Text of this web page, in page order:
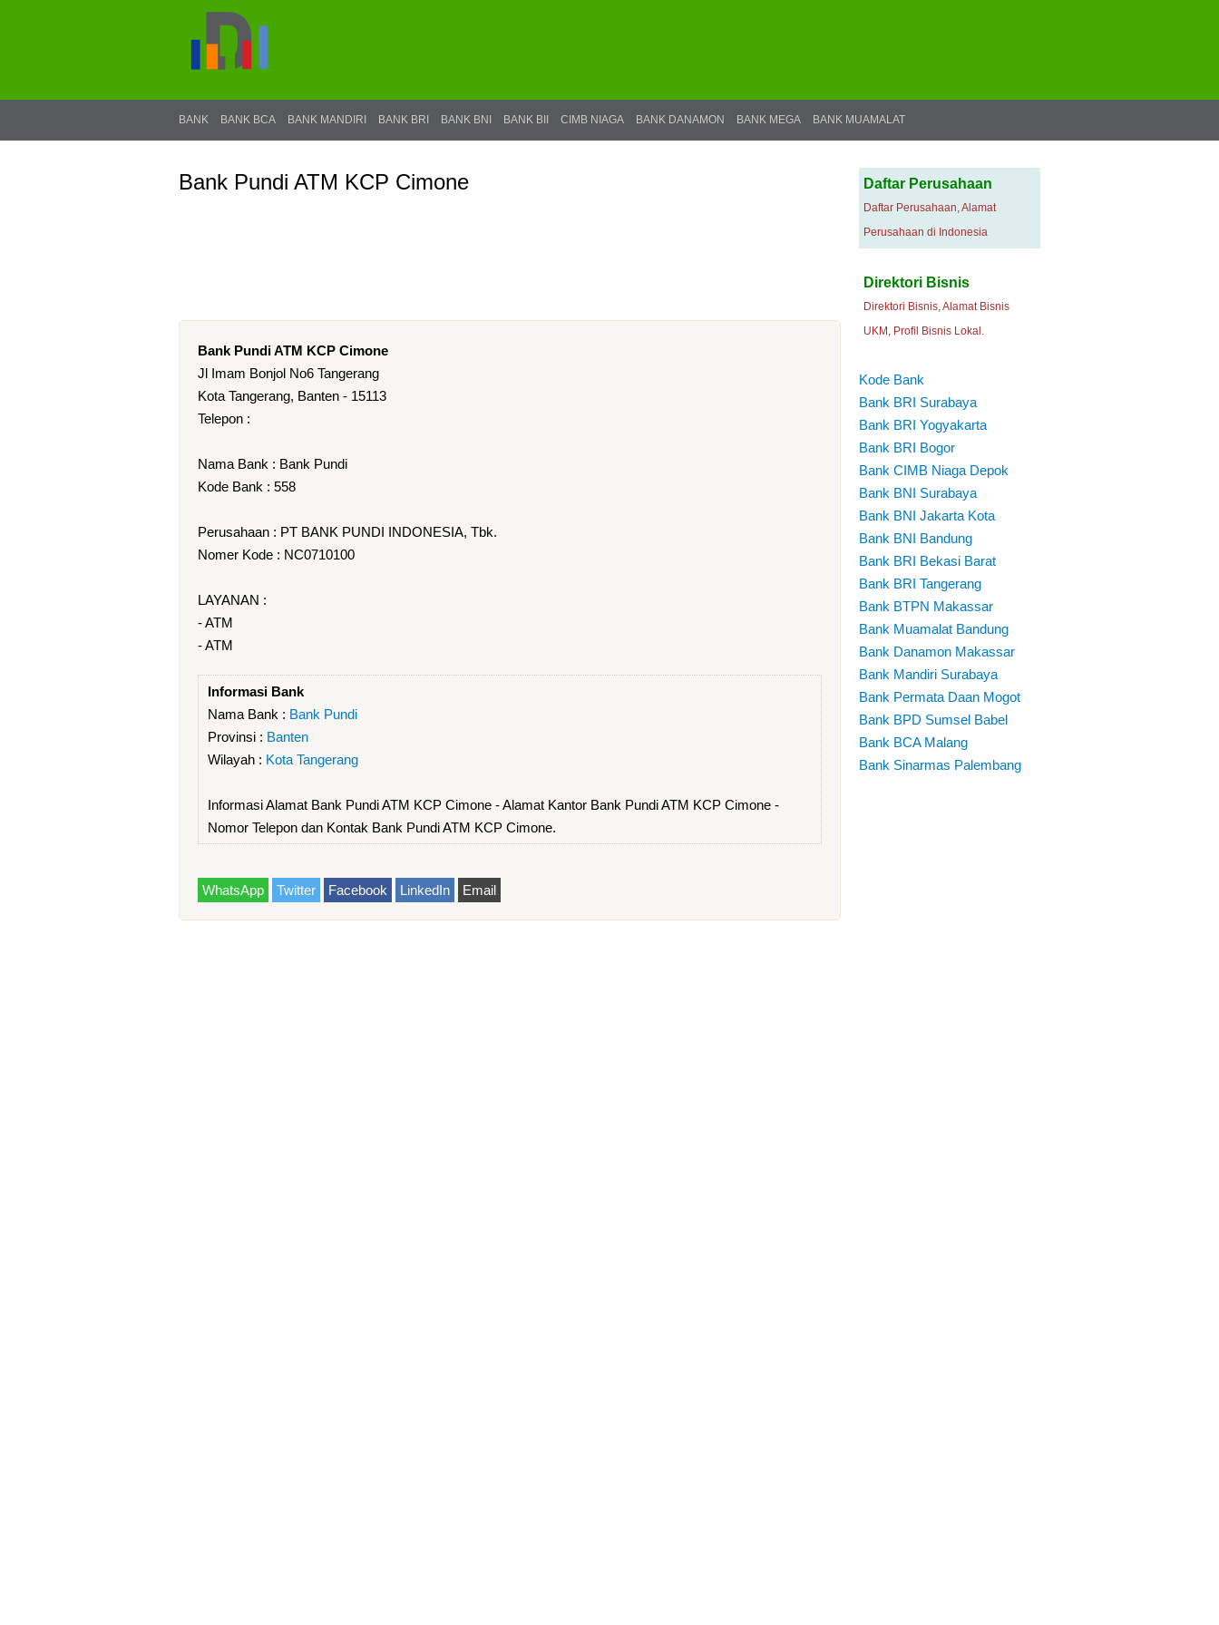
BANK BANK BCA BANK MANDIRI BANK BRI BANK BNI BANK BII CIMB NIAGA BANK DANAMON BANK MEGA BANK MUAMALAT
Bank Pundi ATM KCP Cimone
Bank Pundi ATM KCP Cimone
Jl Imam Bonjol No6 Tangerang
Kota Tangerang, Banten - 15113
Telepon :
Nama Bank : Bank Pundi
Kode Bank : 558
Perusahaan : PT BANK PUNDI INDONESIA, Tbk.
Nomer Kode : NC0710100
LAYANAN :
- ATM
- ATM
Informasi Bank
Nama Bank : Bank Pundi
Provinsi : Banten
Wilayah : Kota Tangerang
Informasi Alamat Bank Pundi ATM KCP Cimone - Alamat Kantor Bank Pundi ATM KCP Cimone -
Nomor Telepon dan Kontak Bank Pundi ATM KCP Cimone.
WhatsApp Twitter Facebook LinkedIn Email
Daftar Perusahaan
Daftar Perusahaan, Alamat
Perusahaan di Indonesia
Direktori Bisnis
Direktori Bisnis, Alamat Bisnis
UKM, Profil Bisnis Lokal.
Kode Bank
Bank BRI Surabaya
Bank BRI Yogyakarta
Bank BRI Bogor
Bank CIMB Niaga Depok
Bank BNI Surabaya
Bank BNI Jakarta Kota
Bank BNI Bandung
Bank BRI Bekasi Barat
Bank BRI Tangerang
Bank BTPN Makassar
Bank Muamalat Bandung
Bank Danamon Makassar
Bank Mandiri Surabaya
Bank Permata Daan Mogot
Bank BPD Sumsel Babel
Bank BCA Malang
Bank Sinarmas Palembang